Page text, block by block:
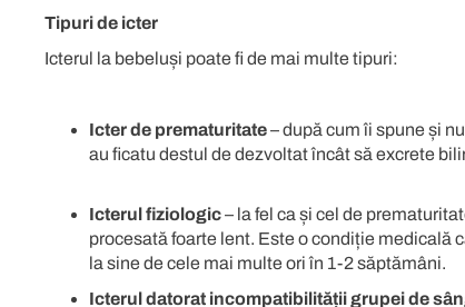
Tipuri de icter
Icterul la bebeluși poate fi de mai multe tipuri:
Icter de prematuritate– după cum îi spune și
au ficatu destul de dezvoltat încât să excrete
Icterul fiziologic– la fel ca și cel de
procesată foarte lent. Este o condiție medicală
la sine de cele mai multe ori în 1-2 săptămâni.
Icterul datorat incompatibilității grupei de